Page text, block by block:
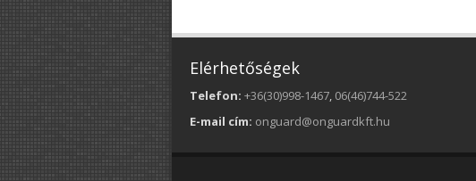
Elérhetőségek
Telefon: +36(30)998-1467 06(46)744-522
E-mail cím: onguard@onguardkft.hu